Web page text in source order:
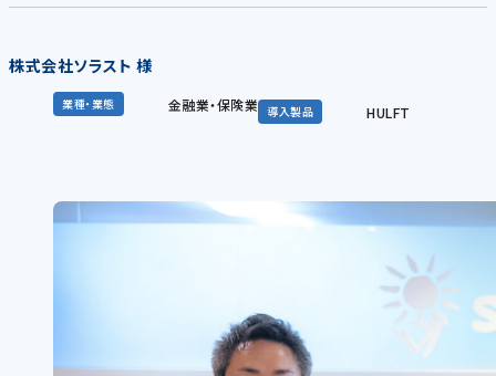
株式会社ソラスト 様
業種・業態 金融業・保険業 導入製品 HULFT